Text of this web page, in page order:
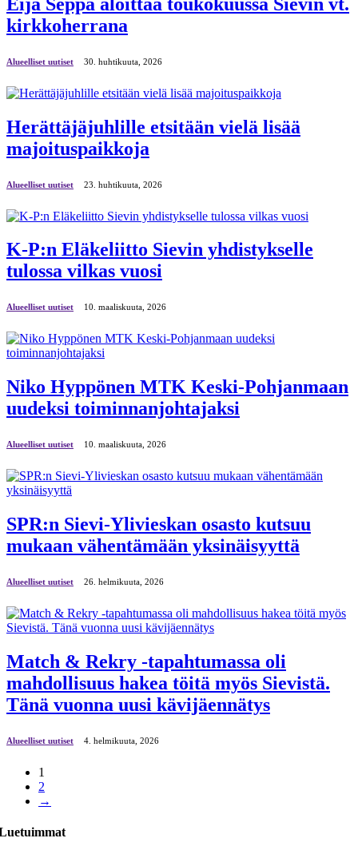
kirkkoherrana
Alueelliset uutiset 30. huhtikuuta, 2026
Herättäjäjuhlille etsitään vielä lisää
majoituspaikkoja
Alueelliset uutiset 23. huhtikuuta, 2026
K-P:n Eläkeliitto Sievin yhdistykselle
tulossa vilkas vuosi
Alueelliset uutiset 10. maaliskuuta, 2026
Niko Hyppönen MTK Keski-Pohjanmaan
uudeksi toiminnanjohtajaksi
Alueelliset uutiset 10. maaliskuuta, 2026
SPR:n Sievi-Ylivieskan osasto kutsuu
mukaan vähentämään yksinäisyyttä
Alueelliset uutiset 26. helmikuuta, 2026
Match & Rekry -tapahtumassa oli
mahdollisuus hakea töitä myös Sievistä.
Tänä vuonna uusi kävijäennätys
Alueelliset uutiset 4. helmikuuta, 2026
1
2
→